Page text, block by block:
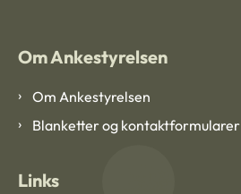
Om Ankestyrelsen
Om Ankestyrelsen
Blanketter og kontaktformularer
Links